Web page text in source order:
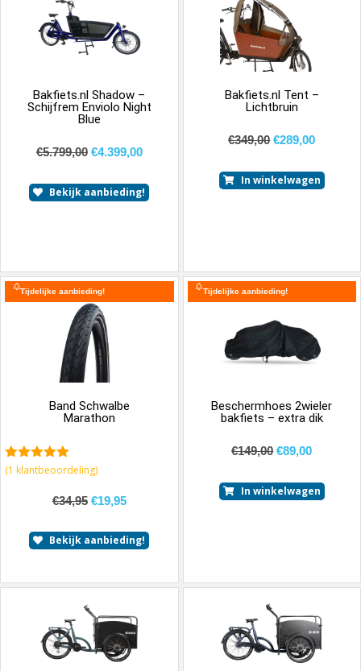
Bakfiets.nl Shadow –
Schijfrem Enviolo Night
Blue
€5.799,00 €4.399,00
Bekijk aanbieding!
Bakfiets.nl Tent –
Lichtbruin
€349,00 €289,00
In winkelwagen
Tijdelijke aanbieding!
Band Schwalbe
Marathon
5.00van 5
(1 klantbeoordeling)
€34,95 €19,95
Bekijk aanbieding!
Tijdelijke aanbieding!
Beschermhoes 2wieler
bakfiets – extra dik
€149,00 €89,00
In winkelwagen